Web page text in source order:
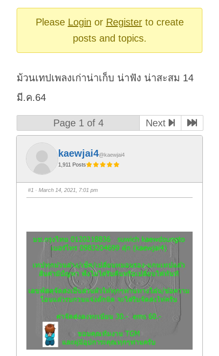
Please Login or Registerto create
posts and topics.
ม้วนเทปเพลงเก่าน่าเก็บ น่าฟัง น่าสะสม 14
มี.ค.64
Page 1 of 4 Next
kaewjai4@kaewjai4
1,911 Posts
#1 · March 14, 2021, 7:01 pm